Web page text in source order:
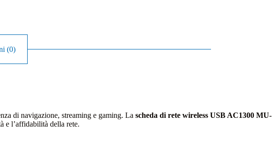
(0)
di navigazione, streaming e gaming. La scheda di rete wireless USB AC1300 MU-
e l’affidabilità della rete.